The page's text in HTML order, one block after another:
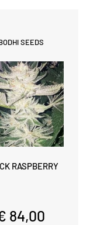
SEEDS
RASPBERRY
84,00